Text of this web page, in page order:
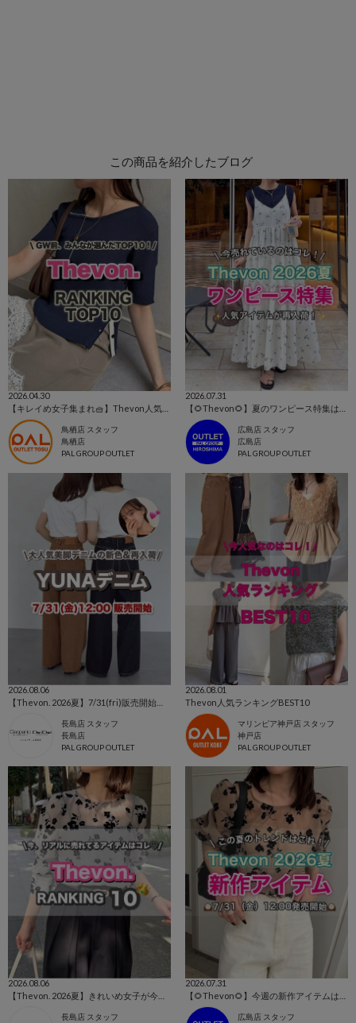
この商品を紹介したブログ
2026.04.30
鳥栖店 スタッフ
鳥栖店
PAL GROUP OUTLET
2026.07.31
広島店 スタッフ
広島店
PAL GROUP OUTLET
2026.08.06
長島店 スタッフ
長島店
PAL GROUP OUTLET
2026.08.01
Thevon人気ランキングBEST10
マリンピア神戸店 スタッフ
神戸店
PAL GROUP OUTLET
2026.08.06
長島店 スタッフ
2026.07.31
広島店 スタッフ